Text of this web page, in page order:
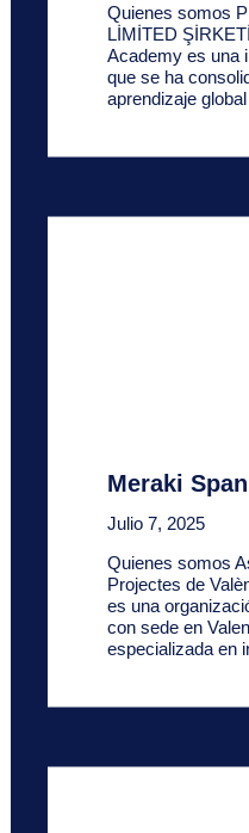
Quienes somos
LİMİTED
Academy es una
que se ha
aprendizaje
Meraki
Julio 7, 2025
Quienes somos
Projectes de
es una
con sede en
especializada en